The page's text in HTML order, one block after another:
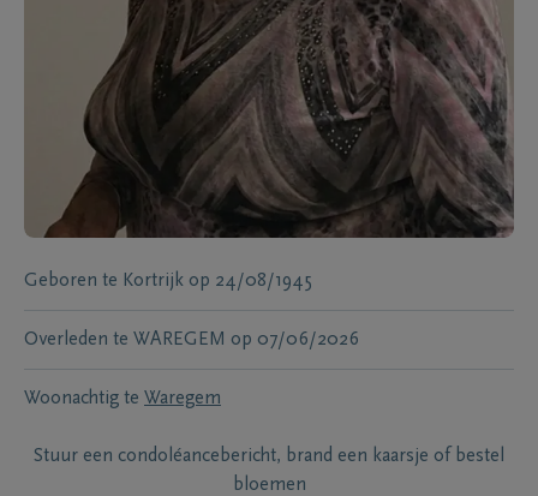
Geboren te Kortrijk op 24/08/1945
Overleden te WAREGEM op 07/06/2026
Woonachtig te Waregem
Stuur een condoléancebericht, brand een kaarsje of bestel
bloemen